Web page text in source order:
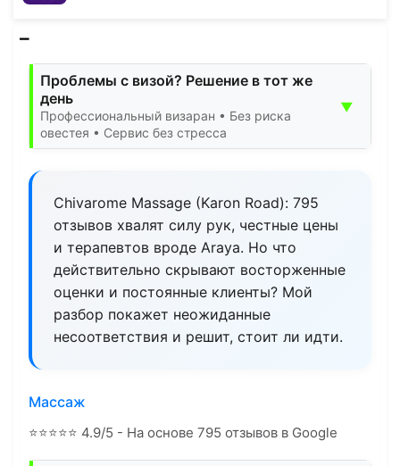
Проблемы с визой? Решение в тот же
день
Профессиональный визаран • Без риска
овестея • Сервис без стресса
▼
Chivarome Massage (Karon Road): 795
отзывов хвалят силу рук, честные цены
и терапевтов вроде Araya. Но что
действительно скрывают восторженные
оценки и постоянные клиенты? Мой
разбор покажет неожиданные
несоответствия и решит, стоит ли идти.
Массаж
⭐⭐⭐⭐⭐ 4.9/5 - На основе 795 отзывов в Google